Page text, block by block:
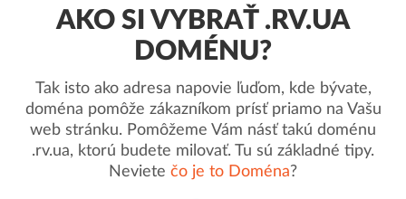
AKO SI VYBRAŤ .RV.UA
DOMÉNU?
Tak isto ako adresa napovie ľuďom, kde bývate,
doména pomôže zákazníkom prísť priamo na Vašu
web stránku. Pomôžeme Vám násť takú doménu
.rv.ua, ktorú budete milovať. Tu sú základné tipy.
Neviete čo je to Doména?